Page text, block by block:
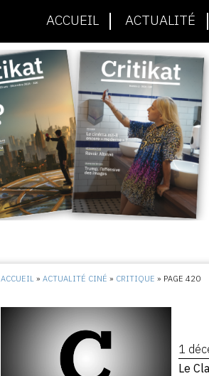
ACCUEIL ACTUALITÉ
ACCUEIL »ACTUALITÉ CINÉ » CRITIQUE » PAGE 420
1
Le